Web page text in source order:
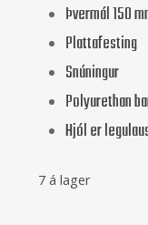
Þvermál 150
Plattafesting
Snúningur
Polyurethan
Hjól er
7 á lager